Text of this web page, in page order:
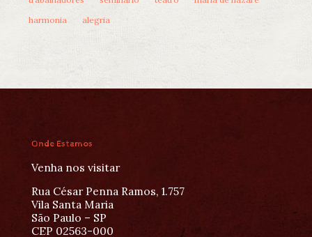
harmonia
alegria
Onde Estamos
Venha nos visitar
Rua César Penna Ramos, 1.757
Vila Santa Maria
São Paulo – SP
CEP 02563-000